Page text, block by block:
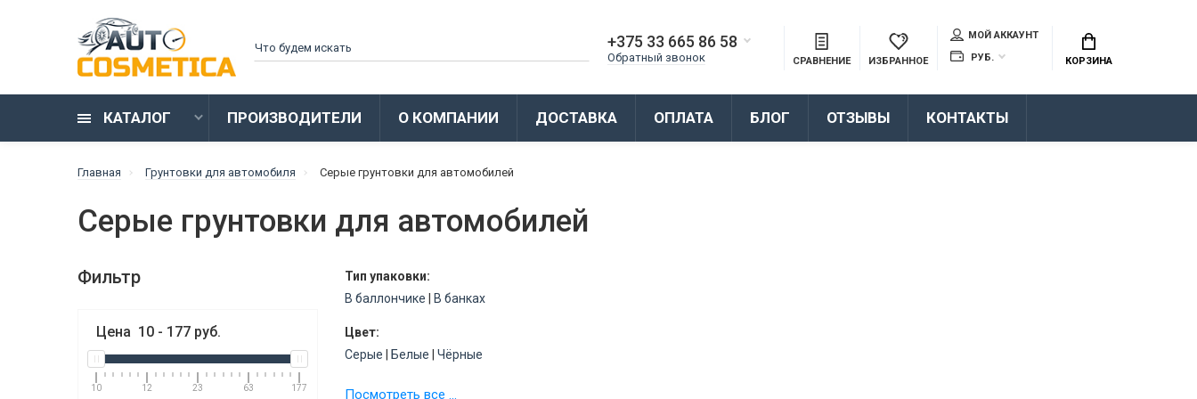
+375 33 665 86 58
Обратный звонок СРАВНЕНИЕ ИЗБРАННОЕ
МОЙ АККАУНТ
РУБ.
КОРЗИНА
КАТАЛОГ ПРОИЗВОДИТЕЛИ О КОМПАНИИ ДОСТАВКА ОПЛАТА БЛОГ ОТЗЫВЫ КОНТАКТЫ
Главная Грунтовки для автомобиля Серые грунтовки для автомобилей
Серые грунтовки для автомобилей
Фильтр
Цена 10 - 177 руб.
10 12 23 63 177
Тип упаковки:
В баллончике
В банках
Цвет:
Серые
Белые Чёрные
Состав:
Посмотреть все ...